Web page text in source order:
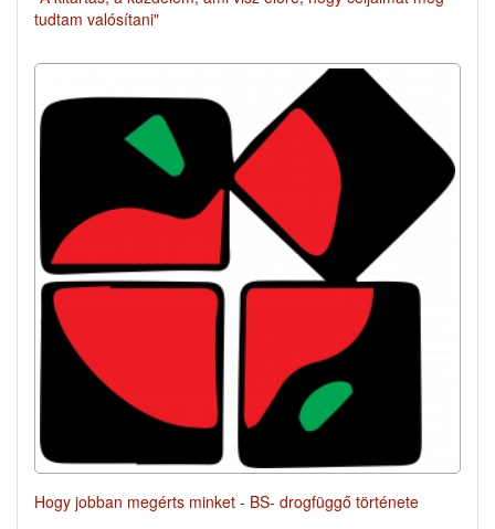
tudtam valósítani"
Hogy jobban megérts minket - BS- drogfüggő története